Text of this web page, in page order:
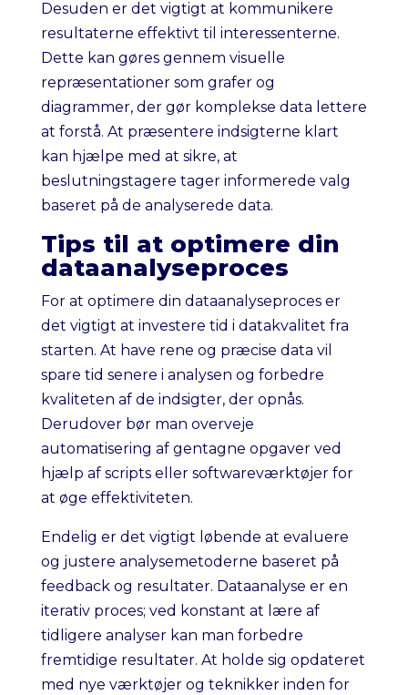
Desuden er det vigtigt at kommunikere
resultaterne effektivt til interessenterne.
Dette kan gøres gennem visuelle
repræsentationer som grafer og
diagrammer, der gør komplekse data lettere
at forstå. At præsentere indsigterne klart
kan hjælpe med at sikre, at
beslutningstagere tager informerede valg
baseret på de analyserede data.
Tips til at optimere din
dataanalyseproces
For at optimere din dataanalyseproces er
det vigtigt at investere tid i datakvalitet fra
starten. At have rene og præcise data vil
spare tid senere i analysen og forbedre
kvaliteten af de indsigter, der opnås.
Derudover bør man overveje
automatisering af gentagne opgaver ved
hjælp af scripts eller softwareværktøjer for
at øge effektiviteten.
Endelig er det vigtigt løbende at evaluere
og justere analysemetoderne baseret på
feedback og resultater. Dataanalyse er en
iterativ proces; ved konstant at lære af
tidligere analyser kan man forbedre
fremtidige resultater. At holde sig opdateret
med nye værktøjer og teknikker inden for